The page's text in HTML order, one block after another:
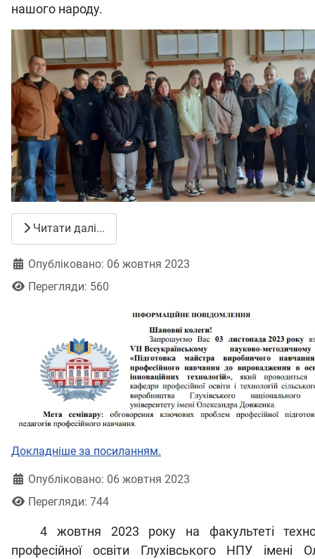
нашого народу.
Читати далі...
ДеталіОпубліковано: 06 жовтня 2023
Перегляди: 560
Докладніше за посиланням.
ДеталіОпубліковано: 06 жовтня 2023
Перегляди: 744
4 жовтня 2023 року на факультеті
професійної освіти Глухівського НПУ імені